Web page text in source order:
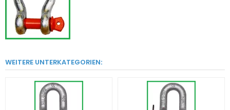
WEITERE UNTERKATEGORIEN: